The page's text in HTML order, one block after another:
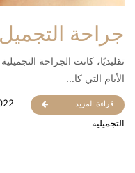
جراحة
تقليديًا، كانت الجراحة
الأيام التي كا...
قراءة المزيد
التجميلية